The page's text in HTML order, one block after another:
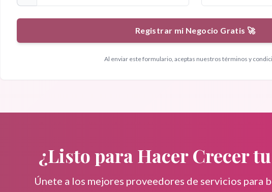
Registrar mi Negocio Gratis 🚀
Al enviar este formulario, aceptas nuestros términos y
¿Listo para Hacer Crecer
Únete a los mejores proveedores de servicios para